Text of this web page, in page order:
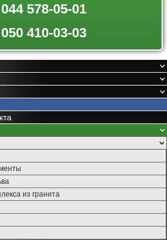
578-05-01
410-03-03
из гранита